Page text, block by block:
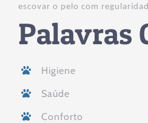
escovar o pelo com
Palavras
Higiene
Saúde
Conforto